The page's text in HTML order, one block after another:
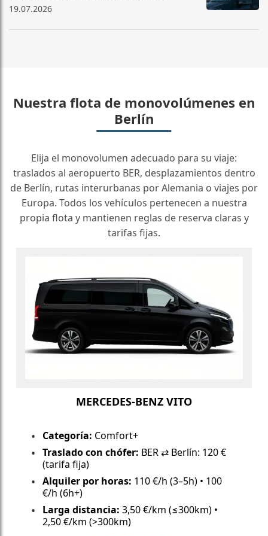
19.07.2026
Nuestra flota de monovolúmenes en
Berlín
Elija el monovolumen adecuado para su viaje:
traslados al aeropuerto BER, desplazamientos dentro
de Berlín, rutas interurbanas por Alemania o viajes por
Europa. Todos los vehículos pertenecen a nuestra
propia flota y mantienen reglas de reserva claras y
tarifas fijas.
MERCEDES-BENZ VITO
Categoría: Comfort+
Traslado con chófer: BER ⇄ Berlín: 120 €
(tarifa fija)
Alquiler por horas: 110 €/h (3–5h) • 100
€/h (6h+)
Larga distancia: 3,50 €/km (≤300km) •
2,50 €/km (>300km)